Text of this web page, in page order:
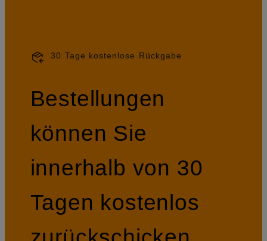
30 Tage kostenlose Rückgabe
Bestellungen
können Sie
innerhalb von 30
Tagen kostenlos